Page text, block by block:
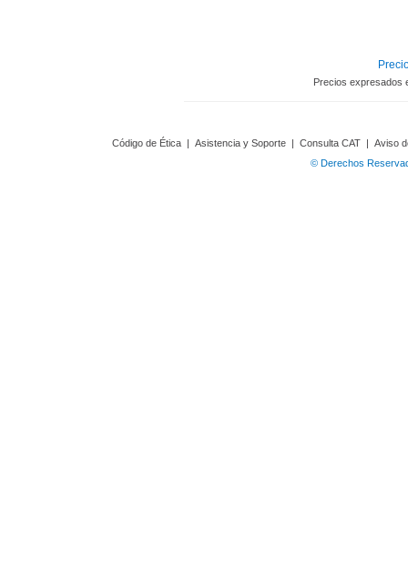
Precios expresados
Código de Ética | Asistencia y Soporte | Consulta CAT | Aviso
© Derechos